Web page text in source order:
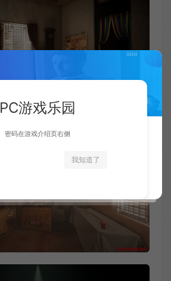
PC游戏乐园
密码在游戏介绍页右侧
我知道了